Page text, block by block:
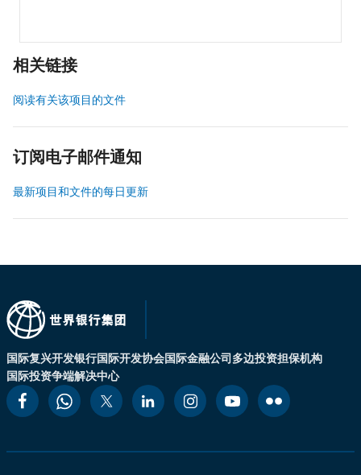
相关链接
阅读有关该项目的文件
订阅电子邮件通知
最新项目和文件的每日更新
国际复兴开发银行国际开发协会国际金融公司多边投资担保机构
国际投资争端解决中心